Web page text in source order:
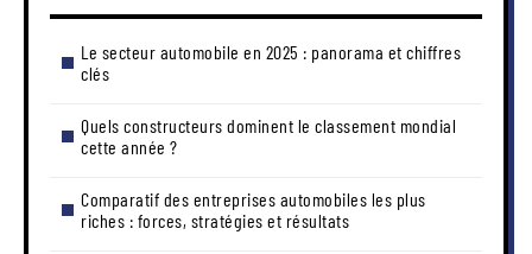
Le secteur automobile en 2025 : panorama et chiffres
clés
Quels constructeurs dominent le classement mondial
cette année ?
Comparatif des entreprises automobiles les plus
riches : forces, stratégies et résultats